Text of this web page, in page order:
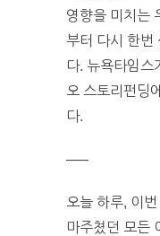
영향을 미치는
부터 다시 한번
다. 뉴욕타임스
오 스토리펀딩
다.
—–
오늘 하루, 이
마주쳤던 모든